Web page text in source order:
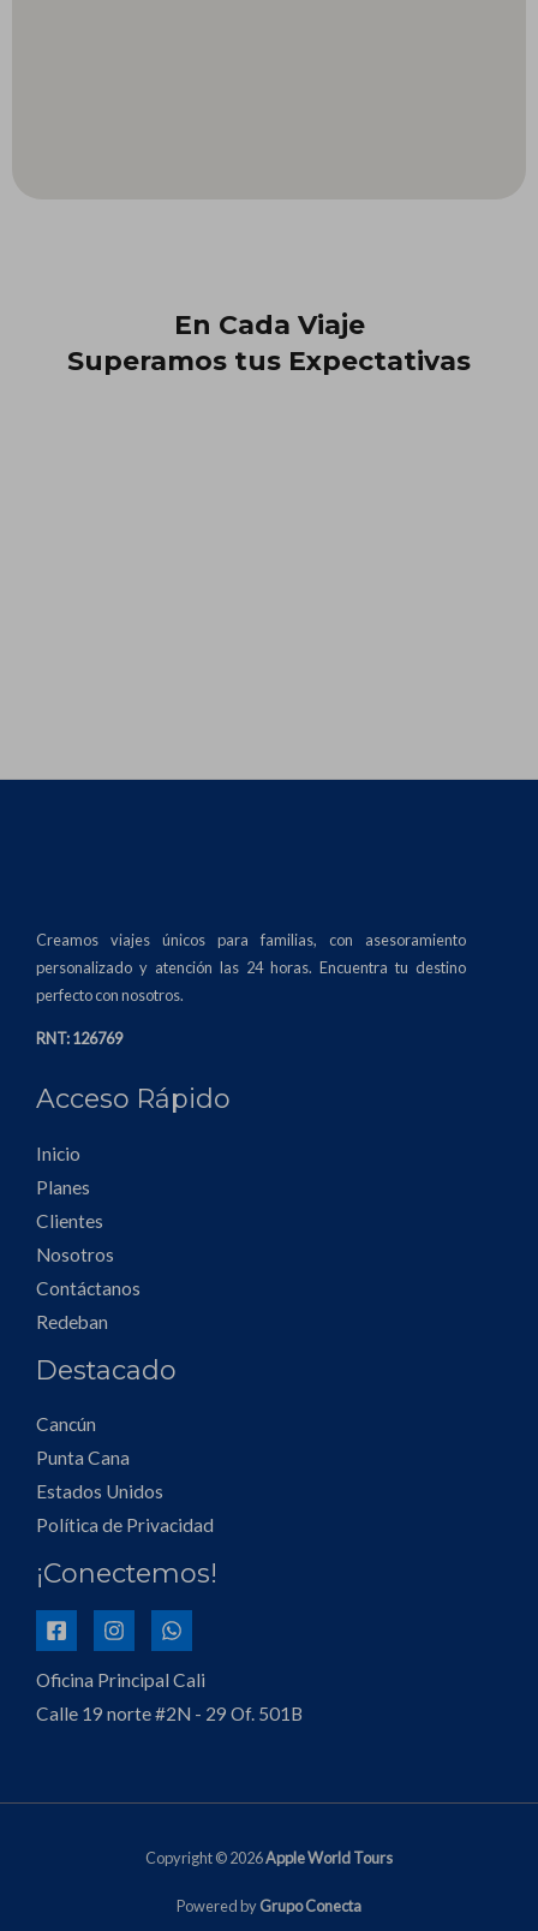
En Cada Viaje
Superamos tus Expectativas
Creamos viajes únicos para familias, con asesoramiento
personalizado y atención las 24 horas. Encuentra tu destino
perfecto con nosotros.
RNT: 126769
Acceso Rápido
Inicio
Planes
Clientes
Nosotros
Contáctanos
Redeban
Destacado
Cancún
Punta Cana
Estados Unidos
Política de Privacidad
¡Conectemos!
Oficina Principal Cali
Calle 19 norte #2N - 29 Of. 501B
Copyright © 2026Apple World Tours
Powered byGrupo Conecta